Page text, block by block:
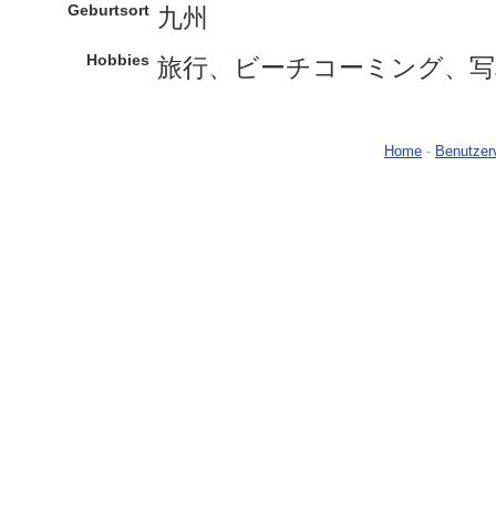
Geburtsort 九州
Hobbies 旅行、ビーチコーミング、
Home -